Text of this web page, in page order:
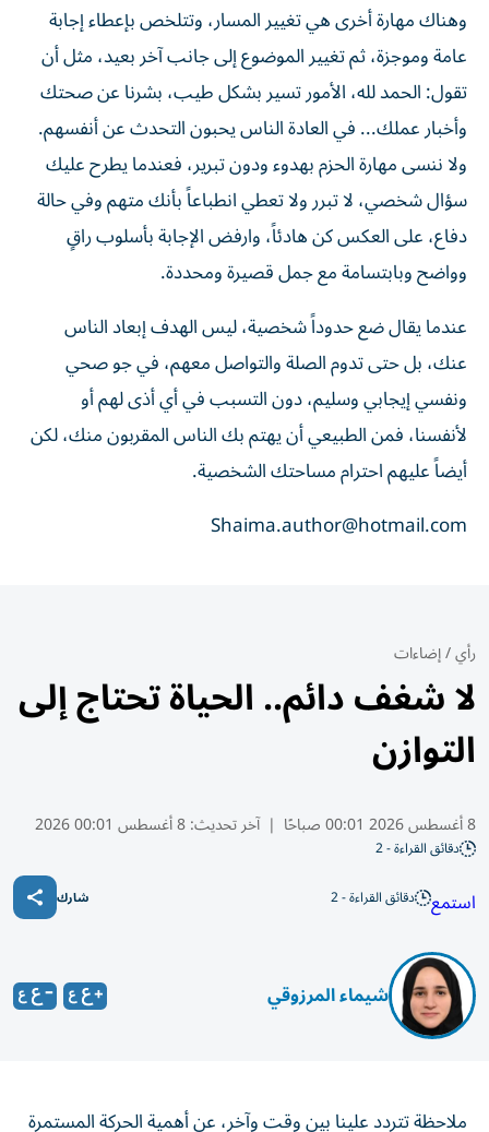
وهناك مهارة أخرى هي تغيير المسار، وتتلخص بإعطاء إجابة
عامة وموجزة، ثم تغيير الموضوع إلى جانب آخر بعيد، مثل أن
تقول: الحمد لله، الأمور تسير بشكل طيب، بشرنا عن صحتك
وأخبار عملك... في العادة الناس يحبون التحدث عن أنفسهم.
ولا ننسى مهارة الحزم بهدوء ودون تبرير، فعندما يطرح عليك
سؤال شخصي، لا تبرر ولا تعطي انطباعاً بأنك متهم وفي حالة
دفاع، على العكس كن هادئاً، وارفض الإجابة بأسلوب راقٍ
وواضح وبابتسامة مع جمل قصيرة ومحددة.
عندما يقال ضع حدوداً شخصية، ليس الهدف إبعاد الناس
عنك، بل حتى تدوم الصلة والتواصل معهم، في جو صحي
ونفسي إيجابي وسليم، دون التسبب في أي أذى لهم أو
لأنفسنا، فمن الطبيعي أن يهتم بك الناس المقربون منك، لكن
أيضاً عليهم احترام مساحتك الشخصية.
Shaima.author@hotmail.com
رأي/إضاءات
لا شغف دائم.. الحياة تحتاج إلى
التوازن
8 أغسطس 2026 00:01 صباحًا | آخر تحديث:8 أغسطس 00:01 2026
دقائق القراءة - 2
استمع دقائق القراءة - 2 شارك
شيماء المرزوقي
ملاحظة تتردد علينا بين وقت وآخر، عن أهمية الحركة المستمرة